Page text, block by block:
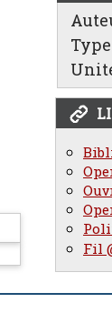
Fil